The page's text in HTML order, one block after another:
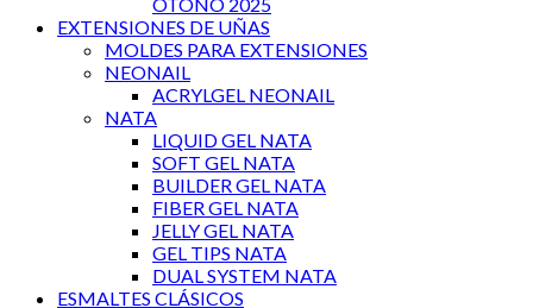
EXTENSIONES DE UÑAS
MOLDES PARA EXTENSIONES
NEONAIL
ACRYLGEL NEONAIL
NATA
LIQUID GEL NATA
SOFT GEL NATA
BUILDER GEL NATA
FIBER GEL NATA
JELLY GEL NATA
GEL TIPS NATA
DUAL SYSTEM NATA
ESMALTES CLÁSICOS